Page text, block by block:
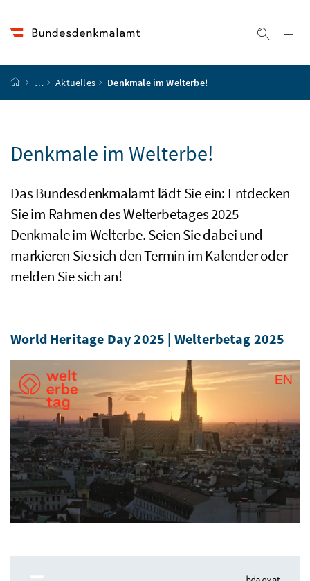
Startseite
… Aktuelles Denkmale im Welterbe!
Denkmale im Welterbe!
Das Bundesdenkmalamt lädt Sie ein: Entdecken
Sie im Rahmen des Welterbetages 2025
Denkmale im Welterbe. Seien Sie dabei und
markieren Sie sich den Termin im Kalender oder
melden Sie sich an!
World Heritage Day 2025 | Welterbetag 2025